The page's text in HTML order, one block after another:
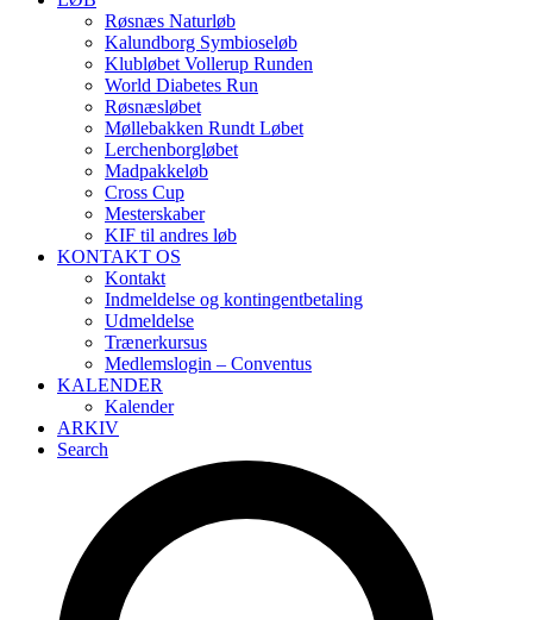
Røsnæs Naturløb
Kalundborg Symbioseløb
Klubløbet Vollerup Runden
World Diabetes Run
Røsnæsløbet
Møllebakken Rundt Løbet
Lerchenborgløbet
Madpakkeløb
Cross Cup
Mesterskaber
KIF til andres løb
KONTAKT OS
Kontakt
Indmeldelse og kontingentbetaling
Udmeldelse
Trænerkursus
Medlemslogin – Conventus
KALENDER
Kalender
ARKIV
Search